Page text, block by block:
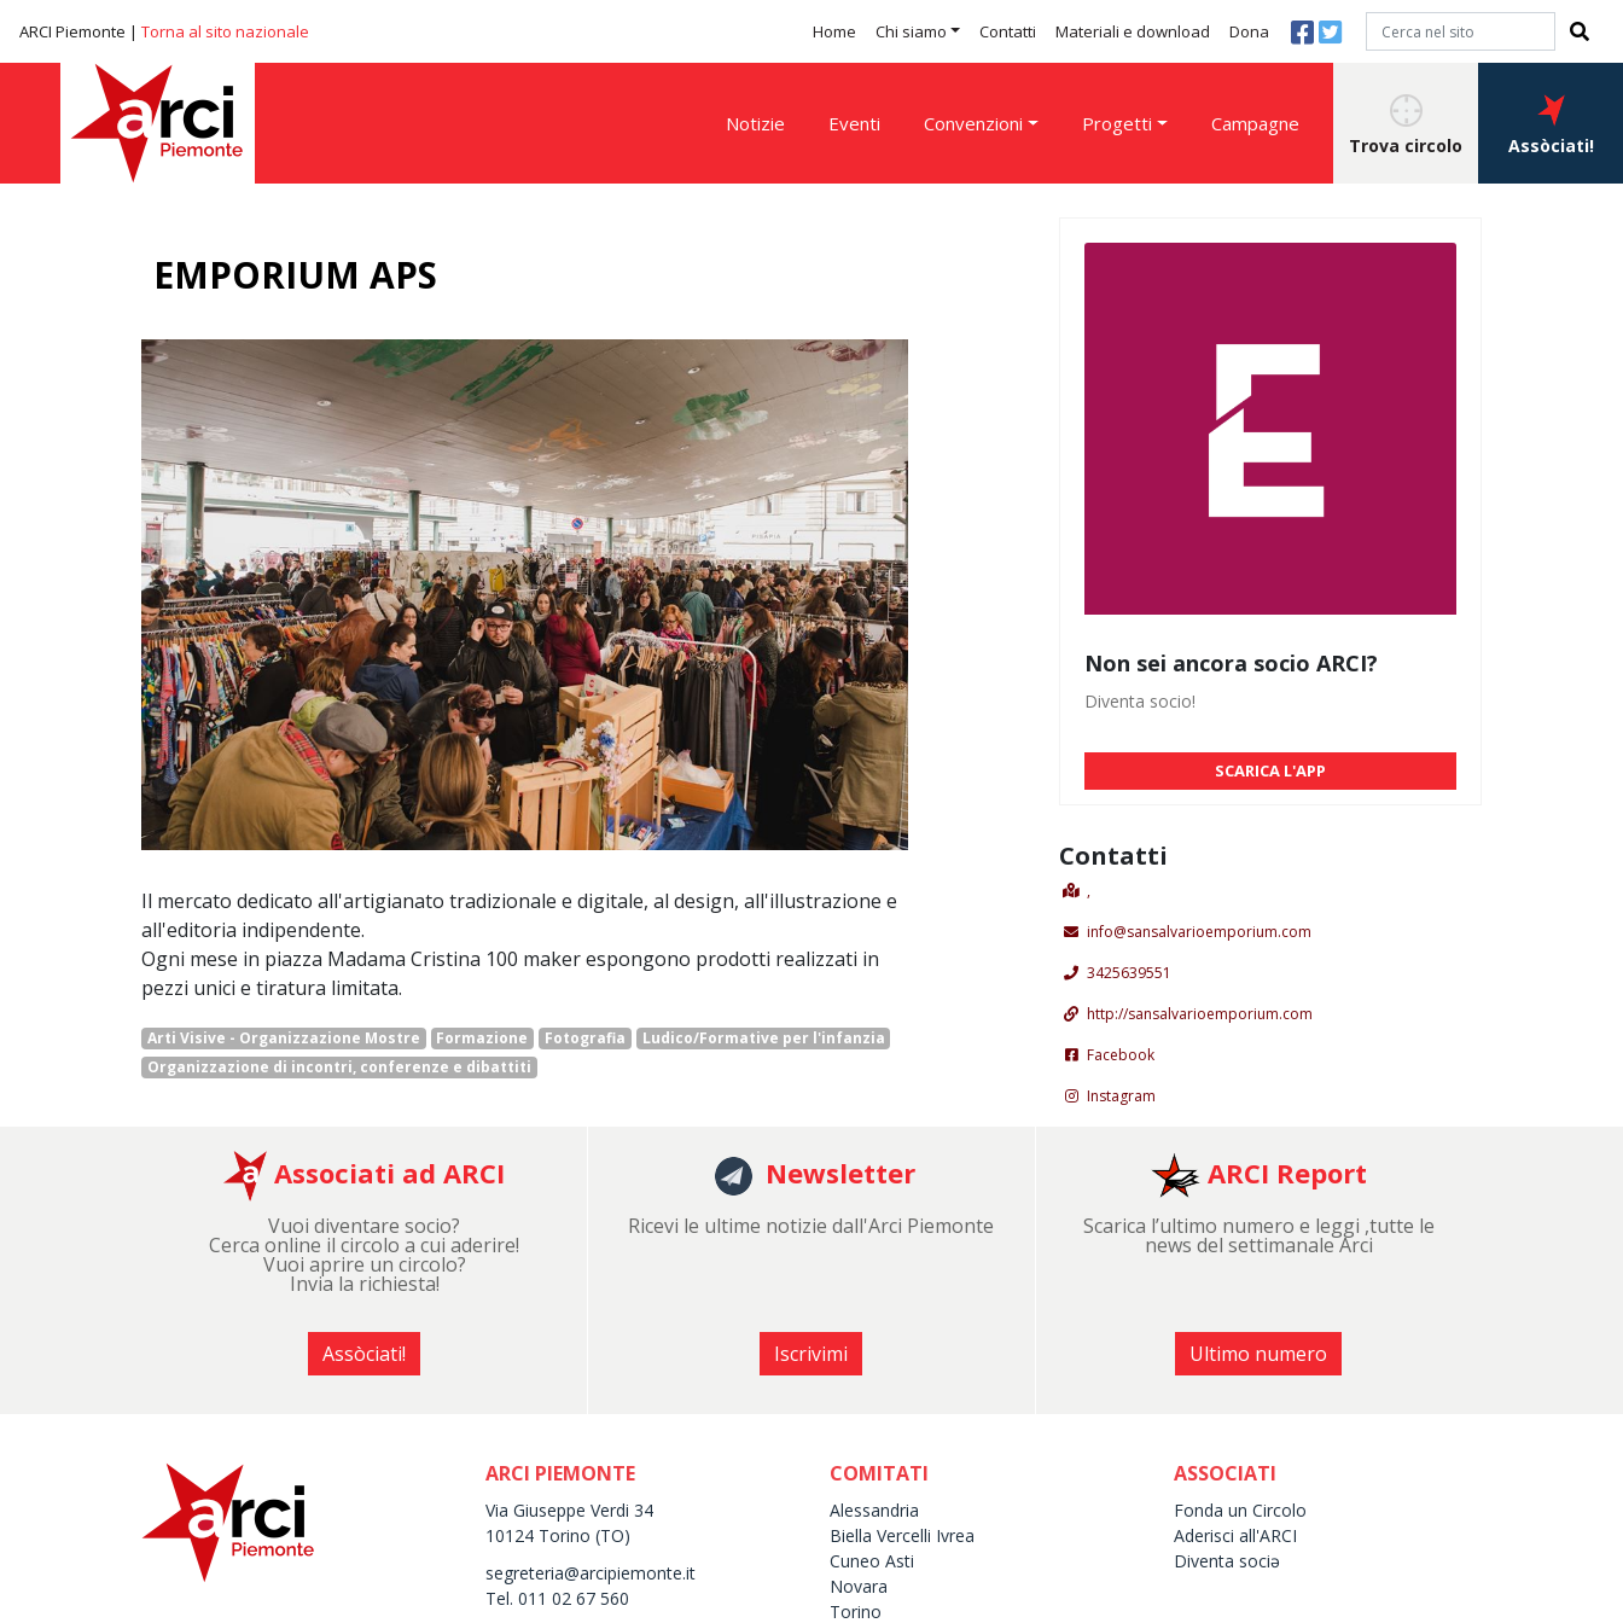
ARCI Piemonte | Torna al sito nazionale Home Chi siamo Contatti Materiali e download Dona
Notizie Eventi Convenzioni Progetti Campagne
Trova circolo Assòciati!
EMPORIUM APS
Il mercato dedicato all'artigianato tradizionale e digitale, al design, all'illustrazione e
all'editoria indipendente.
Ogni mese in piazza Madama Cristina 100 maker espongono prodotti realizzati in
pezzi unici e tiratura limitata.
Arti Visive - Organizzazione Mostre Formazione Fotografia
Ludico/Formative per l'infanzia
Organizzazione di incontri, conferenze e dibattiti
Non sei ancora socio ARCI?
Diventa socio!
SCARICA L'APP
Contatti
,
info@sansalvarioemporium.com
3425639551
http://sansalvarioemporium.com
Facebook
Instagram
Associati ad ARCI
Vuoi diventare socio?
Cerca online il circolo a cui aderire!
Vuoi aprire un circolo?
Invia la richiesta!
Assòciati!
Newsletter
Ricevi le ultime notizie dall'Arci Piemonte
Iscrivimi
ARCI Report
Scarica l’ultimo numero e leggi ,tutte le
news del settimanale Arci
Ultimo numero
ARCI PIEMONTE
Via Giuseppe Verdi 34
10124 Torino (TO)
segreteria@arcipiemonte.it
Tel. 011 02 67 560
COMITATI
Alessandria
Biella Vercelli Ivrea
Cuneo Asti
Novara
Torino
ASSOCIATI
Fonda un Circolo
Aderisci all'ARCI
Diventa sociə